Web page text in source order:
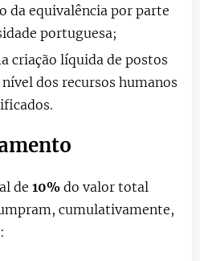
da equivalência por parte
portuguesa;
criação líquida de postos
dos recursos humanos
de 10% do valor total
cumulativamente,